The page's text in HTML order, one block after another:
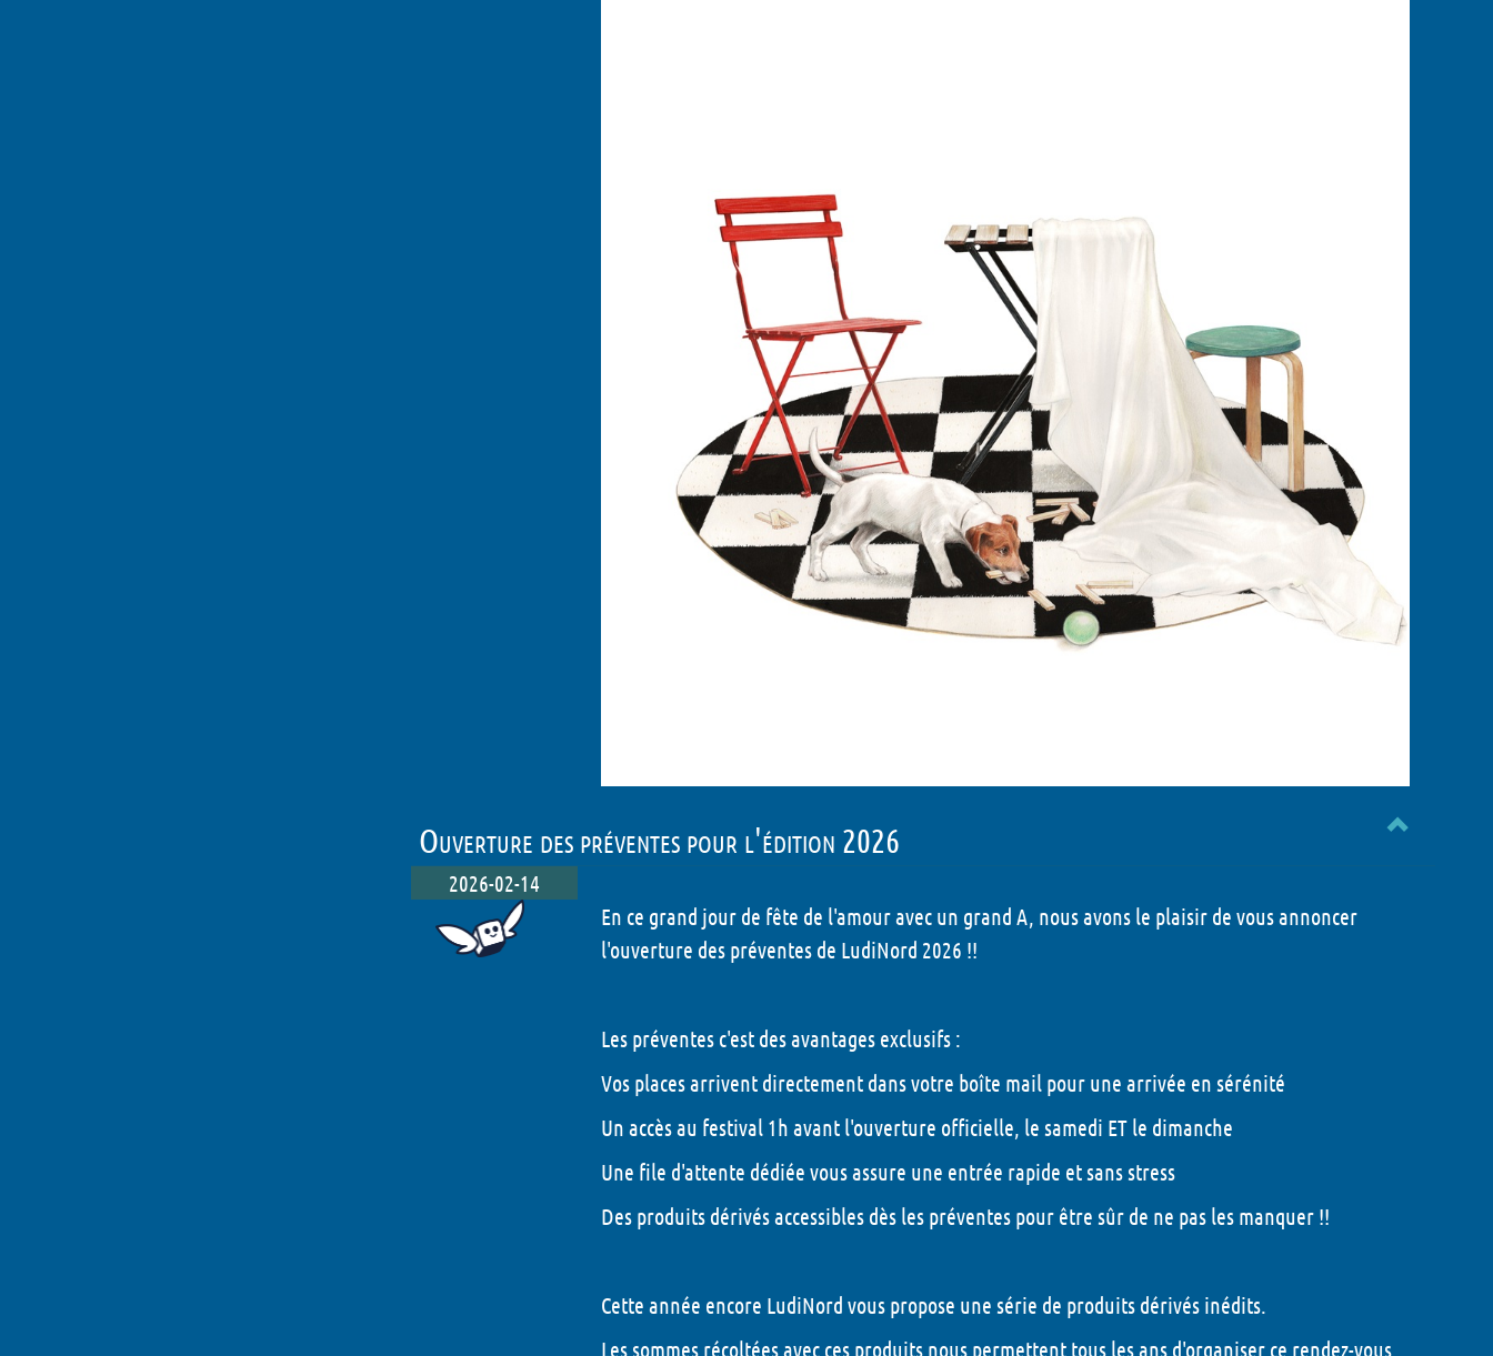
Animations Enfant - 2026
Animations Chapiteau Montaigne
- 2026
Ouverture des préventes pour l'édition 2026
2026-02-14
En ce grand jour de fête de l'amour avec un grand A, nous avons le plaisir de vous annoncer
l'ouverture des préventes de LudiNord 2026 !!
Les préventes c'est des avantages exclusifs :
Vos places arrivent directement dans votre boîte mail pour une arrivée en sérénité
Un accès au festival 1h avant l'ouverture officielle, le samedi ET le dimanche
Une file d'attente dédiée vous assure une entrée rapide et sans stress
Des produits dérivés accessibles dès les préventes pour être sûr de ne pas les manquer !!
Cette année encore LudiNord vous propose une série de produits dérivés inédits.
Les sommes récoltées avec ces produits nous permettent tous les ans d'organiser ce rendez-vous